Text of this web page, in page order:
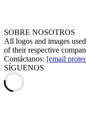
SOBRE NOSOTROS
All logos and images
of their respective
Contáctanos: [email
SÍGUENOS